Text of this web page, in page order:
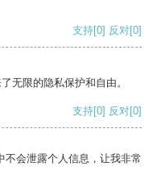
支持[0] 反对[0]
无限的隐私保护和自由。
支持[0] 反对[0]
不会泄露个人信息，让我非常